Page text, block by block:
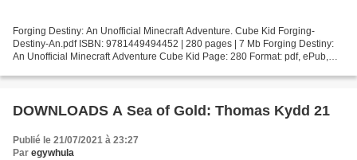
Forging Destiny: An Unofficial Minecraft Adventure. Cube Kid Forging-
Destiny-An.pdf ISBN: 9781449494452 | 280 pages | 7 Mb Forging Destiny:
An Unofficial Minecraft Adventure Cube Kid Page: 280 Format: pdf, ePub,
DOWNLOADS A Sea of Gold: Thomas Kydd 21
Publié le 21/07/2021 à 23:27
Par egywhula